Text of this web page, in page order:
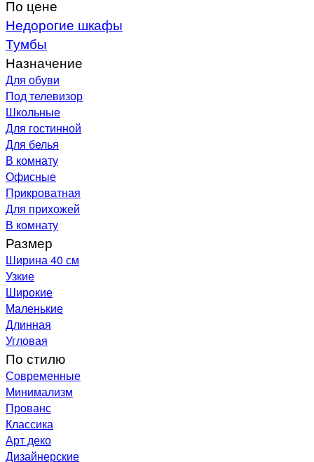
По цене
Недорогие шкафы
Тумбы
Назначение
Для обуви
Под телевизор
Школьные
Для гостинной
Для белья
В комнату
Офисные
Прикроватная
Для прихожей
В комнату
Размер
Ширина 40 см
Узкие
Широкие
Маленькие
Длинная
Угловая
По стилю
Современные
Минимализм
Прованс
Классика
Арт деко
Дизайнерские